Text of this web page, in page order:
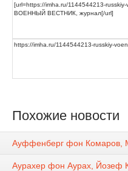
Похожие новости
Ауффенберг фон Комаров,
Аурахер фон Аурах, Йозеф